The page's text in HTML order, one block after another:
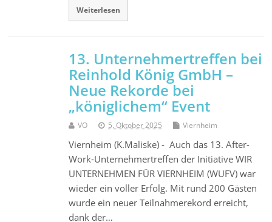
Weiterlesen
13. Unternehmertreffen bei
Reinhold König GmbH –
Neue Rekorde bei
„königlichem“ Event
VO 5. Oktober 2025 Viernheim
Viernheim (K.Maliske) - Auch das 13. After-
Work-Unternehmertreffen der Initiative WIR
UNTERNEHMEN FÜR VIERNHEIM (WUFV) war
wieder ein voller Erfolg. Mit rund 200 Gästen
wurde ein neuer Teilnahmerekord erreicht,
dank der…